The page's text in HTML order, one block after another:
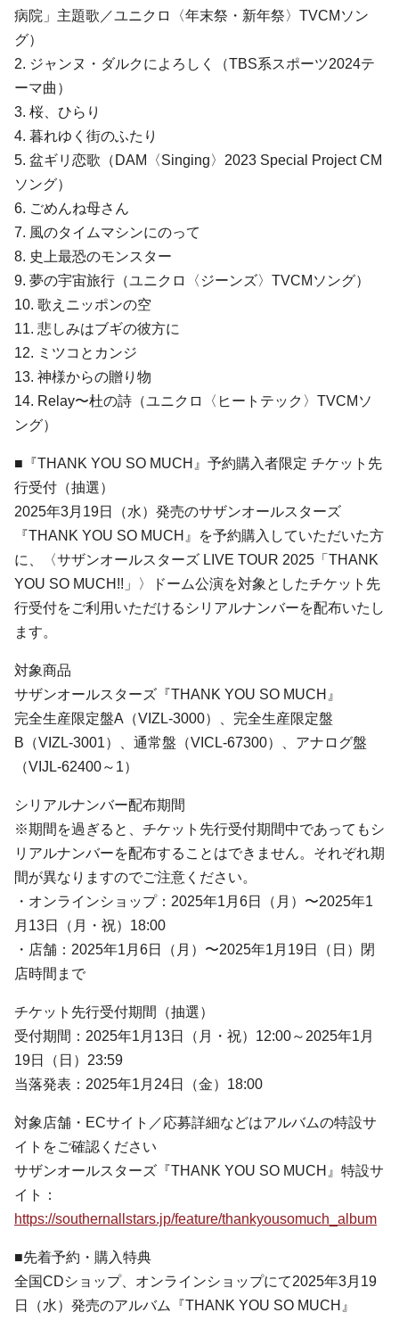
病院」主題歌／ユニクロ〈年末祭・新年祭〉TVCMソン
グ）
2. ジャンヌ・ダルクによろしく（TBS系スポーツ2024テ
ーマ曲）
3. 桜、ひらり
4. 暮れゆく街のふたり
5. 盆ギリ恋歌（DAM〈Singing〉2023 Special Project CM
ソング）
6. ごめんね母さん
7. 風のタイムマシンにのって
8. 史上最恐のモンスター
9. 夢の宇宙旅行（ユニクロ〈ジーンズ〉TVCMソング）
10. 歌えニッポンの空
11. 悲しみはブギの彼方に
12. ミツコとカンジ
13. 神様からの贈り物
14. Relay〜杜の詩（ユニクロ〈ヒートテック〉TVCMソ
ング）
■『THANK YOU SO MUCH』予約購入者限定 チケット先
行受付（抽選）
2025年3月19日（水）発売のサザンオールスターズ
『THANK YOU SO MUCH』を予約購入していただいた方
に、〈サザンオールスターズ LIVE TOUR 2025「THANK
YOU SO MUCH!!」〉ドーム公演を対象としたチケット先
行受付をご利用いただけるシリアルナンバーを配布いたし
ます。
対象商品
サザンオールスターズ『THANK YOU SO MUCH』
完全生産限定盤A（VIZL-3000）、完全生産限定盤
B（VIZL-3001）、通常盤（VICL-67300）、アナログ盤
（VIJL-62400～1）
シリアルナンバー配布期間
※期間を過ぎると、チケット先行受付期間中であってもシ
リアルナンバーを配布することはできません。それぞれ期
間が異なりますのでご注意ください。
・オンラインショップ：2025年1月6日（月）〜2025年1
月13日（月・祝）18:00
・店舗：2025年1月6日（月）〜2025年1月19日（日）閉
店時間まで
チケット先行受付期間（抽選）
受付期間：2025年1月13日（月・祝）12:00～2025年1月
19日（日）23:59
当落発表：2025年1月24日（金）18:00
対象店舗・ECサイト／応募詳細などはアルバムの特設サ
イトをご確認ください
サザンオールスターズ『THANK YOU SO MUCH』特設サ
イト：
https://southernallstars.jp/feature/thankyousomuch_album
■先着予約・購入特典
全国CDショップ、オンラインショップにて2025年3月19
日（水）発売のアルバム『THANK YOU SO MUCH』